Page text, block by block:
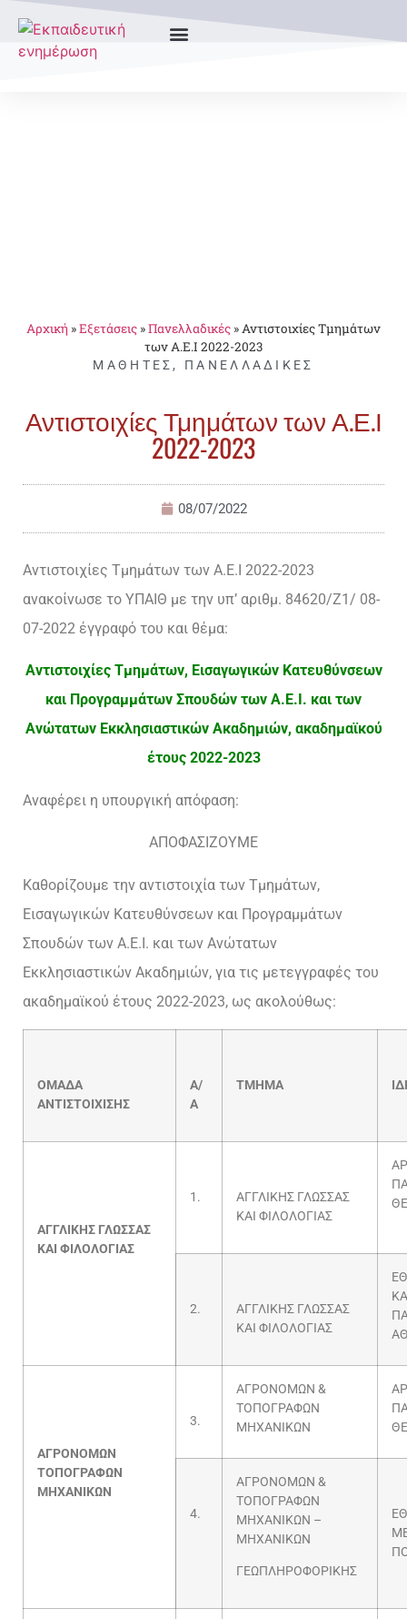
Αρχική »Εξετάσεις »Πανελλαδικές »Αντιστοιχίες Τμημάτων
των Α.Ε.Ι 2022-2023
ΜΑΘΗΤΈΣ , ΠΑΝΕΛΛΑΔΙΚΈΣ
Αντιστοιχίες Τμημάτων των Α.Ε.Ι
2022-2023
08/07/2022
Αντιστοιχίες Τμημάτων των Α.Ε.Ι 2022-2023
ανακοίνωσε το ΥΠΑΙΘ με την υπ’ αριθμ. 84620/Ζ1/ 08-
07-2022 έγγραφό του και θέμα:
Αντιστοιχίες Τμημάτων, Εισαγωγικών Κατευθύνσεων
και Προγραμμάτων Σπουδών των Α.Ε.Ι. και των
Ανώτατων Εκκλησιαστικών Ακαδημιών, ακαδημαϊκού
έτους 2022-2023
Αναφέρει η υπουργική απόφαση:
ΑΠΟΦΑΣΙΖΟΥΜΕ
Καθορίζουμε την αντιστοιχία των Τμημάτων,
Εισαγωγικών Κατευθύνσεων και Προγραμμάτων
Σπουδών των Α.Ε.Ι. και των Ανώτατων
Εκκλησιαστικών Ακαδημιών, για τις μετεγγραφές του
ακαδημαϊκού έτους 2022-2023, ως ακολούθως:
ΟΜΑΔΑ
ΑΝΤΙΣΤΟΙΧΙΣΗΣ
Α/
Α
ΤΜΗΜΑ
ΑΓΓΛΙΚΗΣ ΓΛΩΣΣΑΣ
ΚΑΙ ΦΙΛΟΛΟΓΙΑΣ
1.
ΑΓΓΛΙΚΗΣ ΓΛΩΣΣΑΣ
ΚΑΙ ΦΙΛΟΛΟΓΙΑΣ
2.
ΑΓΓΛΙΚΗΣ ΓΛΩΣΣΑΣ
ΚΑΙ ΦΙΛΟΛΟΓΙΑΣ
ΑΓΡΟΝΟΜΩΝ
ΤΟΠΟΓΡΑΦΩΝ
ΜΗΧΑΝΙΚΩΝ
3.
ΑΓΡΟΝΟΜΩΝ &
ΤΟΠΟΓΡΑΦΩΝ
ΜΗΧΑΝΙΚΩΝ
4.
ΑΓΡΟΝΟΜΩΝ &
ΤΟΠΟΓΡΑΦΩΝ
ΜΗΧΑΝΙΚΩΝ –
ΜΗΧΑΝΙΚΩΝ
ΓΕΩΠΛΗΡΟΦΟΡΙΚΗΣ